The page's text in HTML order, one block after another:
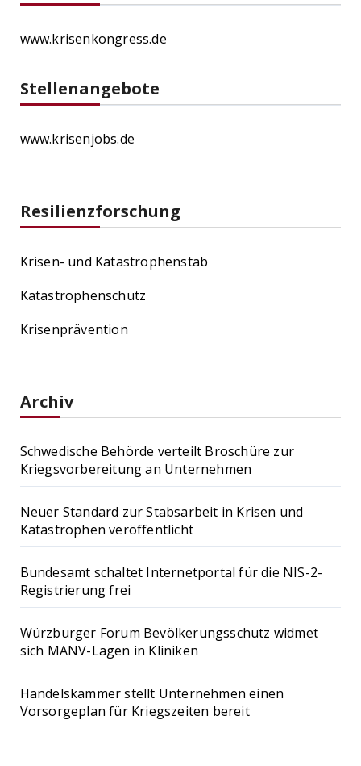
www.krisenkongress.de
Stellenangebote
www.krisenjobs.de
Resilienzforschung
Krisen- und Katastrophenstab
Katastrophenschutz
Krisenprävention
Archiv
Schwedische Behörde verteilt Broschüre zur
Kriegsvorbereitung an Unternehmen
Neuer Standard zur Stabsarbeit in Krisen und
Katastrophen veröffentlicht
Bundesamt schaltet Internetportal für die NIS-2-
Registrierung frei
Würzburger Forum Bevölkerungsschutz widmet
sich MANV-Lagen in Kliniken
Handelskammer stellt Unternehmen einen
Vorsorgeplan für Kriegszeiten bereit